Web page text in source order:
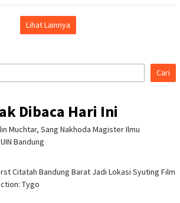
Lihat Lainnya
Cari
Dibaca Hari Ini
Muchtar, Sang Nakhoda Magister Ilmu
Bandung
Citatah Bandung Barat Jadi Lokasi Syuting Film
Tygo